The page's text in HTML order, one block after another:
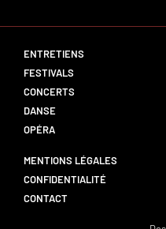
ENTRETIENS
FESTIVALS
CONCERTS
DANSE
OPÉRA
MENTIONS LÉGALES
CONFIDENTIALITÉ
CONTACT